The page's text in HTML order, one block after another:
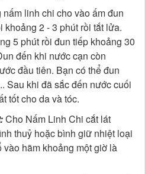
linh chi cho vào ấm đun
2 - 3 phút rồi tắt lửa.
5 phút rồi đun tiếp khoảng 30
đến khi nước cạn còn
đầu tiên. Bạn có thể đun
Sau khi đã sắc đến nước cuối
tốt cho da và tóc.
Cho Nấm Linh Chi cắt lát
thuỷ hoặc bình giữ nhiệt loại
hãm khoảng một giờ là